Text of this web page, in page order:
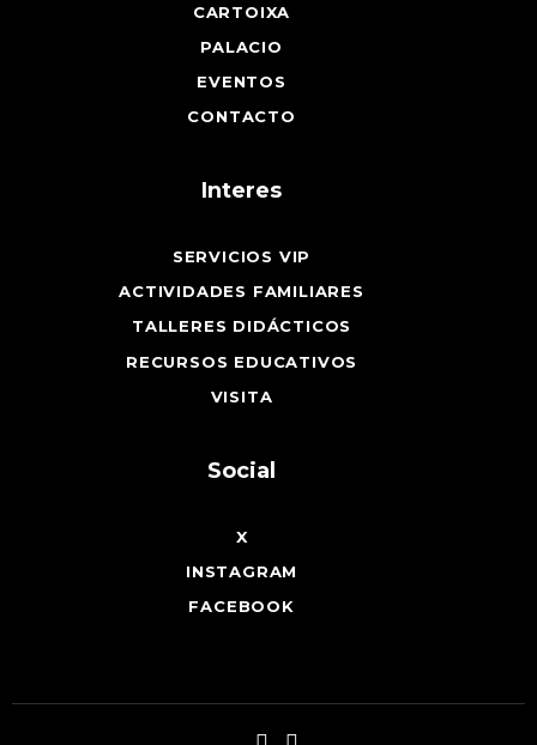
CARTOIXA
PALACIO
EVENTOS
CONTACTO
Interes
SERVICIOS VIP
ACTIVIDADES FAMILIARES
TALLERES DIDÁCTICOS
RECURSOS EDUCATIVOS
VISITA
Social
X
INSTAGRAM
FACEBOOK